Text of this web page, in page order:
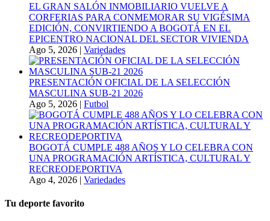
EL GRAN SALÓN INMOBILIARIO VUELVE A
CORFERIAS PARA CONMEMORAR SU VIGÉSIMA
EDICIÓN, CONVIRTIENDO A BOGOTÁ EN EL
EPICENTRO NACIONAL DEL SECTOR VIVIENDA
Ago 5, 2026 | Variedades
PRESENTACIÓN OFICIAL DE LA SELECCIÓN
MASCULINA SUB-21 2026
Ago 5, 2026 | Futbol
BOGOTÁ CUMPLE 488 AÑOS Y LO CELEBRA CON
UNA PROGRAMACIÓN ARTÍSTICA, CULTURAL Y
RECREODEPORTIVA
Ago 4, 2026 | Variedades
Tu deporte favorito